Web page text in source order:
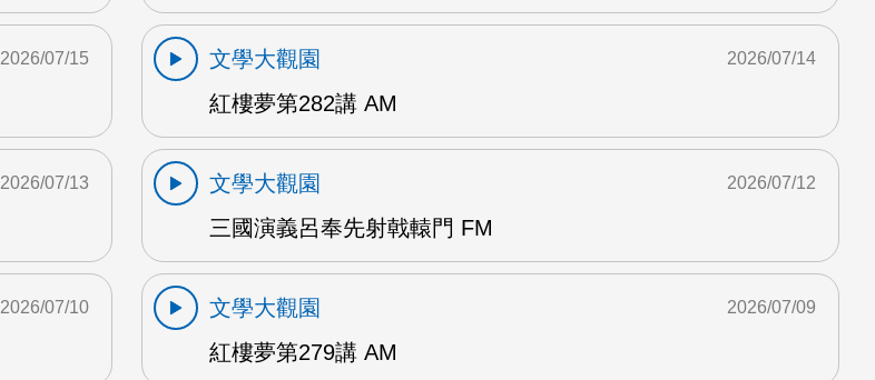
2026/07/15
文學大觀園
紅樓夢第282講 AM
2026/07/14
2026/07/13
文學大觀園
三國演義呂奉先射戟轅門 FM
2026/07/12
2026/07/10
文學大觀園
紅樓夢第279講 AM
2026/07/09